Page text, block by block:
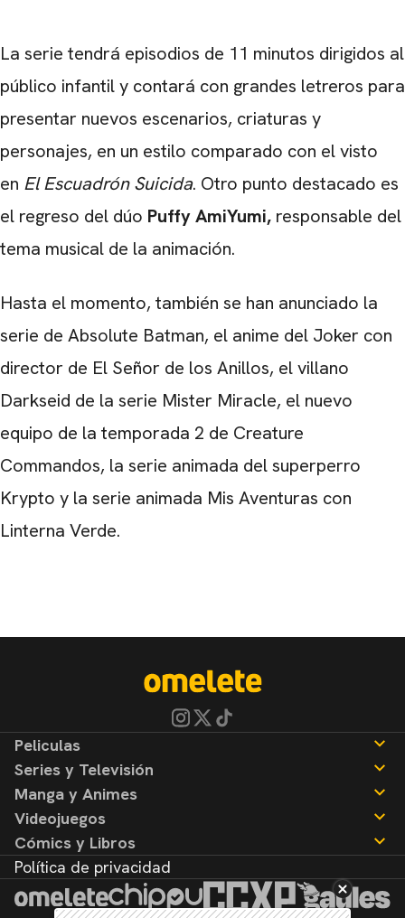
La serie tendrá episodios de 11 minutos dirigidos al
público infantil y contará con grandes letreros para
presentar nuevos escenarios, criaturas y
personajes, en un estilo comparado con el visto
en El Escuadrón Suicida. Otro punto destacado es
el regreso del dúo Puffy AmiYumi, responsable del
tema musical de la animación.
Hasta el momento, también se han anunciado la
serie de Absolute Batman, el anime del Joker con
director de El Señor de los Anillos, el villano
Darkseid de la serie Mister Miracle, el nuevo
equipo de la temporada 2 de Creature
Commandos, la serie animada del superperro
Krypto y la serie animada Mis Aventuras con
Linterna Verde.
Peliculas
Noticias
Reseñas
Series y Televisión
Noticias
Reseñas
Manga y Animes
Noticias
Reseñas
Videojuegos
Noticias
Reseñas
Cómics y Libros
Noticias
Reseñas
Política de privacidad